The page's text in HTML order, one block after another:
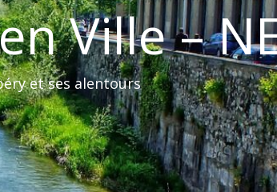
Ville –
et ses alentours